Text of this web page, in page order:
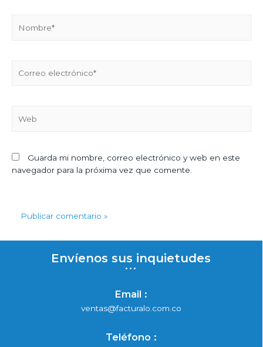
Guarda mi nombre, correo electrónico y web en este
navegador para la próxima vez que comente.
Envíenos sus inquietudes
...
Email :
ventas@facturalo.com.co
Teléfono :